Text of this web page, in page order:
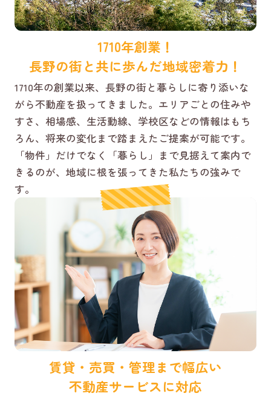
1710年創業！
長野の街と共に歩んだ地域密着力！
1710年の創業以来、長野の街と暮らしに寄り添いな
がら不動産を扱ってきました。エリアごとの住みや
すさ、相場感、生活動線、学校区などの情報はもち
ろん、将来の変化まで踏まえたご提案が可能です。
「物件」だけでなく「暮らし」まで見据えて案内で
きるのが、地域に根を張ってきた私たちの強みで
す。
賃貸・売買・管理まで幅広い
不動産サービスに対応